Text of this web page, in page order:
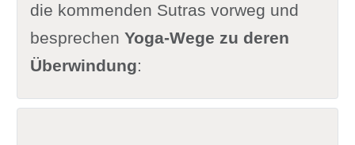
die kommenden Sutras vorweg und
besprechen Yoga-Wege zu deren
Überwindung: